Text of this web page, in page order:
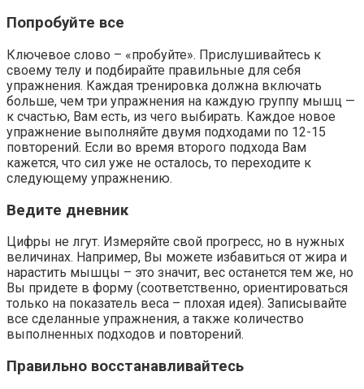
Попробуйте все
Ключевое слово – «пробуйте». Прислушивайтесь к
своему телу и подбирайте правильные для себя
упражнения. Каждая тренировка должна включать
больше, чем три упражнения на каждую группу мышц —
к счастью, Вам есть, из чего выбирать. Каждое новое
упражнение выполняйте двумя подходами по 12-15
повторений. Если во время второго подхода Вам
кажется, что сил уже не осталось, то переходите к
следующему упражнению.
Ведите дневник
Цифры не лгут. Измеряйте свой прогресс, но в нужных
величинах. Например, Вы можете избавиться от жира и
нарастить мышцы – это значит, вес останется тем же, но
Вы придете в форму (соответственно, ориентироваться
только на показатель веса – плохая идея). Записывайте
все сделанные упражнения, а также количество
выполненных подходов и повторений.
Правильно восстанавливайтесь